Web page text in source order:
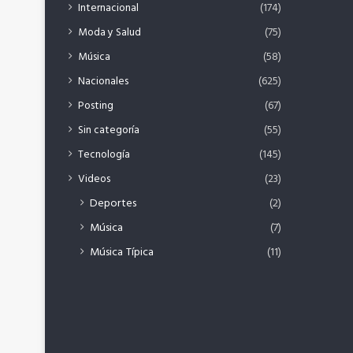
Internacional
(174)
Moda y Salud
(75)
Música
(58)
Nacionales
(625)
Posting
(67)
Sin categoría
(55)
Tecnología
(145)
Videos
(23)
Deportes
(2)
Música
(7)
Música Típica
(11)